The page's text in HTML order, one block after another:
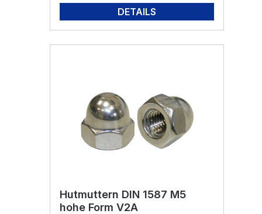
DETAILS
Hutmuttern DIN 1587 M5
hohe Form V2A